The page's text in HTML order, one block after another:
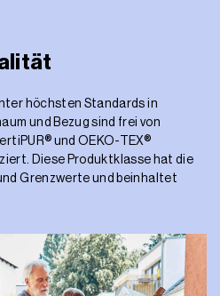
höchsten Standards in
und Bezug sind frei von
und OEKO-TEX®
Diese Produktklasse hat die
Grenzwerte und beinhaltet